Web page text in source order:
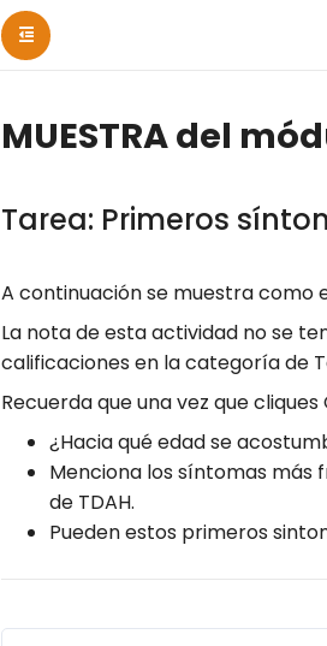
MUESTRA del
Tarea: Primeros
A continuación se muestra como
La nota de esta actividad no se
calificaciones en la categoría de
Recuerda que una vez que
¿Hacia qué edad se
Menciona los síntomas más
de TDAH.
Pueden estos primeros